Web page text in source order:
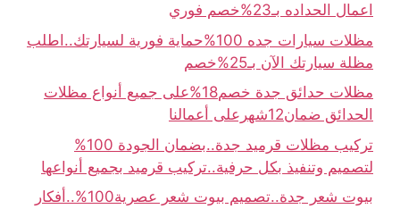
اعمال الحداده بـ23%خصم فوري
مظلات سيارات جده 100%حماية فورية لسيارتك..اطلب
مظلة سيارتك الآن بـ25%خصم
مظلات حدائق جدة خصم18%على جميع أنواع مظلات
الحدائق ضمان12شهرعلى أعمالنا
تركيب مظلات قرميد جدة..بضمان الجودة 100%
لتصميم وتنفيذ بكل حرفية..تركيب قرميد بجميع أنواعها
بيوت شعر جدة..تصميم بيوت شعر عصرية100%..أفكار